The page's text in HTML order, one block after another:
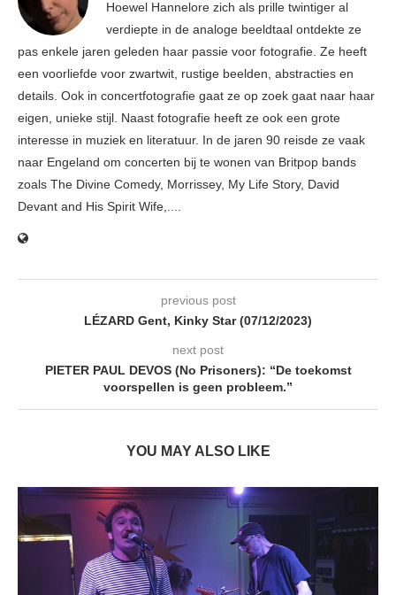
Hoewel Hannelore zich als prille twintiger al
verdiepte in de analoge beeldtaal ontdekte ze
pas enkele jaren geleden haar passie voor fotografie. Ze heeft
een voorliefde voor zwartwit, rustige beelden, abstracties en
details. Ook in concertfotografie gaat ze op zoek gaat naar haar
eigen, unieke stijl. Naast fotografie heeft ze ook een grote
interesse in muziek en literatuur. In de jaren 90 reisde ze vaak
naar Engeland om concerten bij te wonen van Britpop bands
zoals The Divine Comedy, Morrissey, My Life Story, David
Devant and His Spirit Wife,....
previous post
LÉZARD Gent, Kinky Star (07/12/2023)
next post
PIETER PAUL DEVOS (No Prisoners): “De toekomst
voorspellen is geen probleem.”
YOU MAY ALSO LIKE